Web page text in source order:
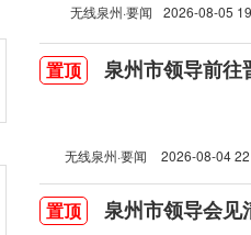
无线泉州·要闻 2026-08-05
置顶 泉州市领导前往
无线泉州·要闻 2026-08-04
置顶 泉州市领导会见